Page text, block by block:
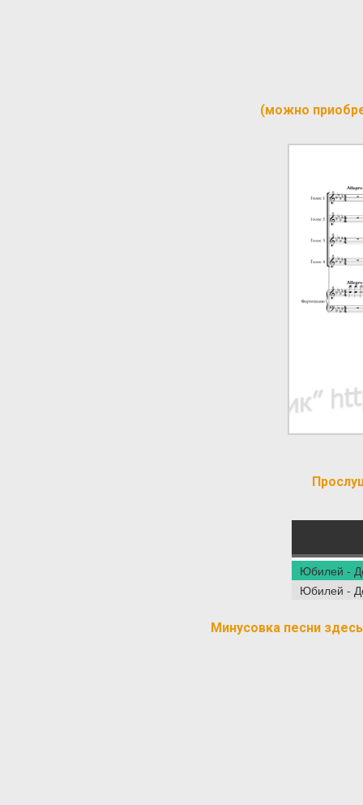
(можно
Юбилей -
Юбилей -
Минусовка песни